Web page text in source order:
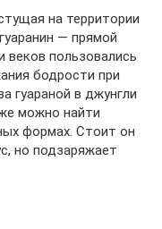
на территории
— прямой
веков пользовались
бодрости при
гуараной в джунгли
можно найти
формах. Стоит он
но подзаряжает